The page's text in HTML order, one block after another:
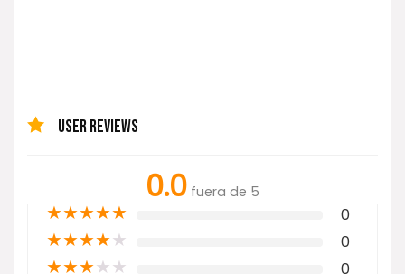
USER REVIEWS
0.0 fuera de 5
★★★★★ 0
★★★★★ 0
★★★★★ 0